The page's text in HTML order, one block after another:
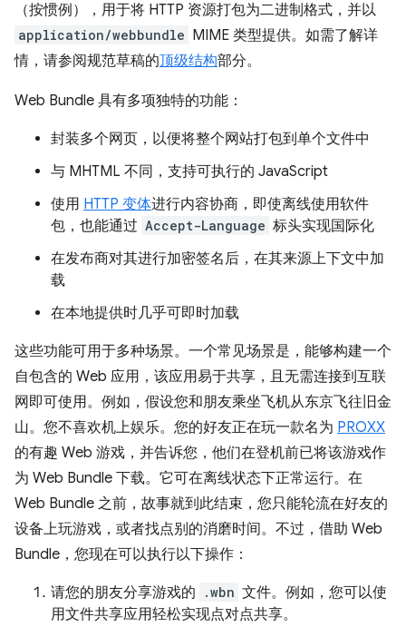
（按惯例），用于将 HTTP 资源打包为二进制格式，并以
application/webbundle MIME 类型提供。如需了解详
情，请参阅规范草稿的顶级结构部分。
Web Bundle 具有多项独特的功能：
封装多个网页，以便将整个网站打包到单个文件中
与 MHTML 不同，支持可执行的 JavaScript
使用 HTTP 变体进行内容协商，即使离线使用软件
包，也能通过 Accept-Language 标头实现国际化
在发布商对其进行加密签名后，在其来源上下文中加
载
在本地提供时几乎可即时加载
这些功能可用于多种场景。一个常见场景是，能够构建一个
自包含的 Web 应用，该应用易于共享，且无需连接到互联
网即可使用。例如，假设您和朋友乘坐飞机从东京飞往旧金
山。您不喜欢机上娱乐。您的好友正在玩一款名为 PROXX
的有趣 Web 游戏，并告诉您，他们在登机前已将该游戏作
为 Web Bundle 下载。它可在离线状态下正常运行。在
Web Bundle 之前，故事就到此结束，您只能轮流在好友的
设备上玩游戏，或者找点别的消磨时间。不过，借助 Web
Bundle，您现在可以执行以下操作：
请您的朋友分享游戏的 .wbn 文件。例如，您可以使
用文件共享应用轻松实现点对点共享。